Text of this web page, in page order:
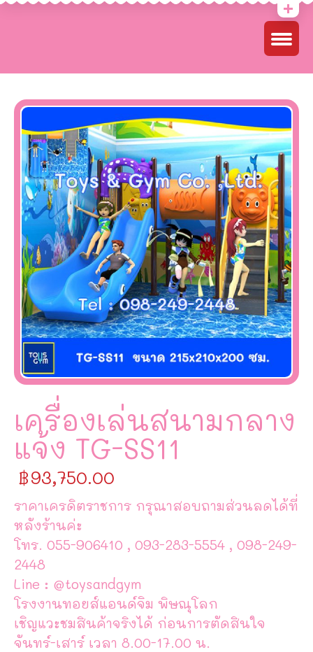
เครื่องเล่นสนามกลาง
แจ้ง TG-SS11
฿93,750.00
ราคาเครดิตราชการ กรุณาสอบถามส่วนลดได้ที่
หลังร้านค่ะ
โทร. 055-906410 , 093-283-5554 , 098-249-
2448
Line : @toysandgym
โรงงานทอยส์แอนด์จิม พิษณุโลก
เชิญแวะชมสินค้าจริงได้ ก่อนการตัดสินใจ
จันทร์-เสาร์ เวลา 8.00-17.00 น.